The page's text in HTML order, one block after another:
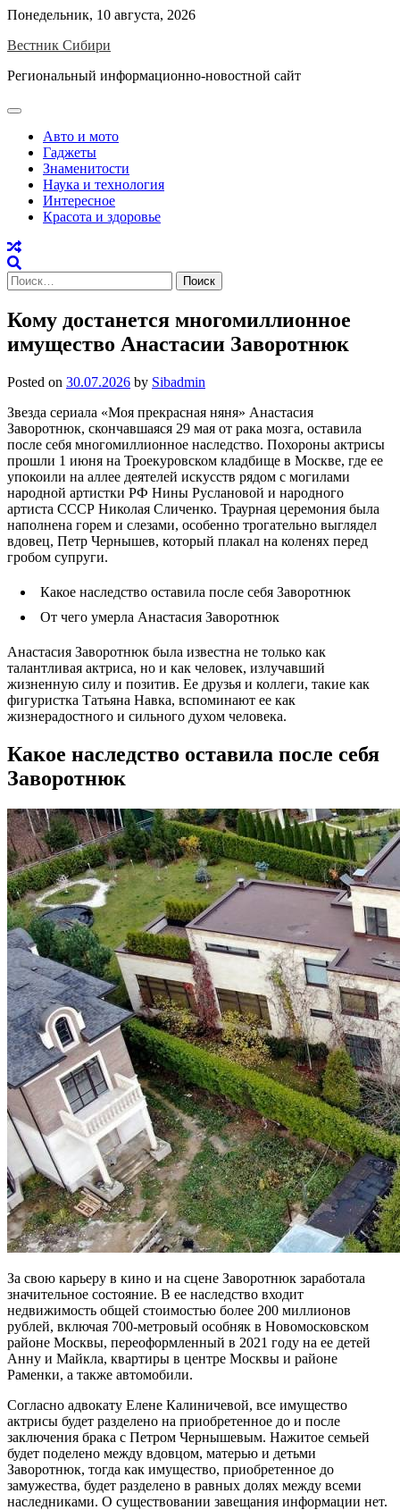
Skip
content
Понедельник, 10 августа, 2026
Вестник Сибири
Региональный информационно-новостной сайт
Авто и мото
Гаджеты
Знаменитости
Наука и технология
Интересное
Красота и здоровье
Найти:
Кому достанется многомиллионное
имущество Анастасии Заворотнюк
Posted on 30.07.2026 by Sibadmin
Звезда сериала «Моя прекрасная няня» Анастасия
Заворотнюк, скончавшаяся 29 мая от рака мозга, оставила
после себя многомиллионное наследство. Похороны актрисы
прошли 1 июня на Троекуровском кладбище в Москве, где ее
упокоили на аллее деятелей искусств рядом с могилами
народной артистки РФ Нины Руслановой и народного
артиста СССР Николая Сличенко. Траурная церемония была
наполнена горем и слезами, особенно трогательно выглядел
вдовец, Петр Чернышев, который плакал на коленях перед
гробом супруги.
Какое наследство оставила после себя Заворотнюк
От чего умерла Анастасия Заворотнюк
Анастасия Заворотнюк была известна не только как
талантливая актриса, но и как человек, излучавший
жизненную силу и позитив. Ее друзья и коллеги, такие как
фигуристка Татьяна Навка, вспоминают ее как
жизнерадостного и сильного духом человека.
Какое наследство оставила после себя
Заворотнюк
За свою карьеру в кино и на сцене Заворотнюк заработала
значительное состояние. В ее наследство входит
недвижимость общей стоимостью более 200 миллионов
рублей, включая 700-метровый особняк в Новомосковском
районе Москвы, переоформленный в 2021 году на ее детей
Анну и Майкла, квартиры в центре Москвы и районе
Раменки, а также автомобили.
Согласно адвокату Елене Калиничевой, все имущество
актрисы будет разделено на приобретенное до и после
заключения брака с Петром Чернышевым. Нажитое семьей
будет поделено между вдовцом, матерью и детьми
Заворотнюк, тогда как имущество, приобретенное до
замужества, будет разделено в равных долях между всеми
наследниками. О существовании завещания информации нет.